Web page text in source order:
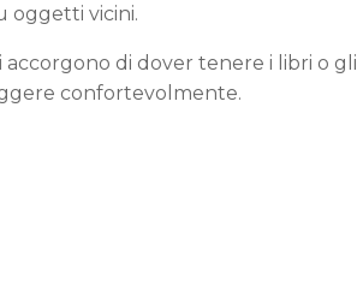
oggetti vicini.
di dover tenere i libri o gli
confortevolmente.